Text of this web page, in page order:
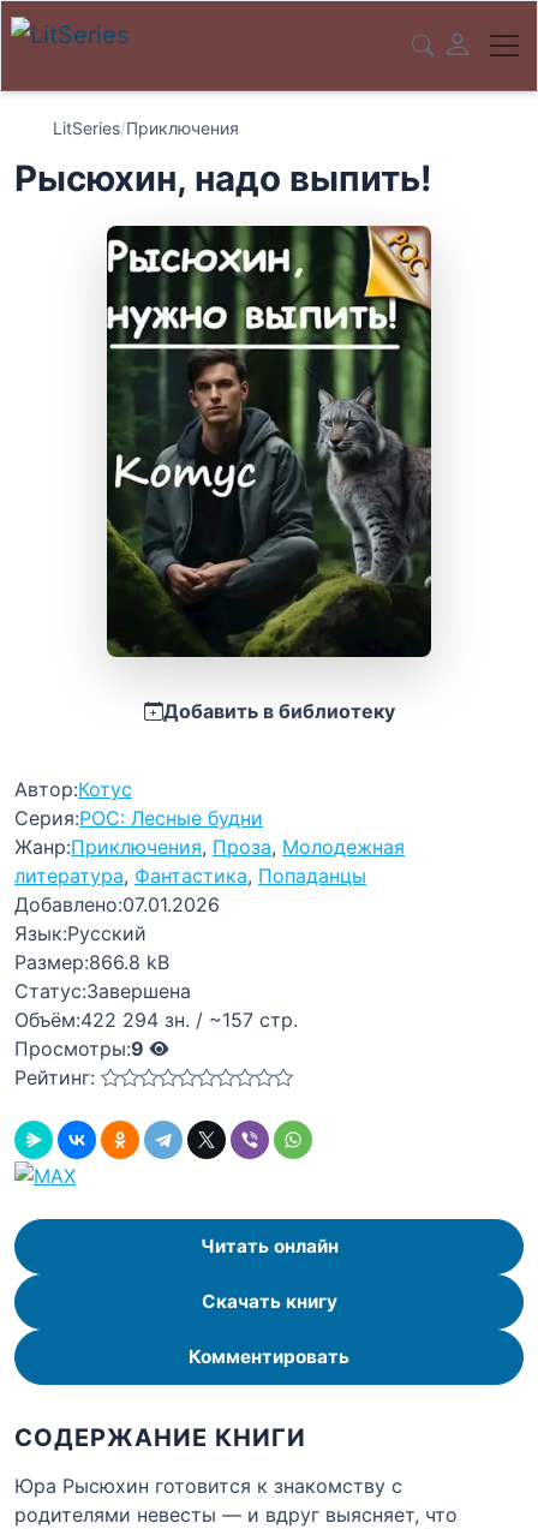
LitSeries/Приключения
Рысюхин, надо выпить!
Добавить в библиотеку
Автор:Котус
Серия:РОС: Лесные будни
Жанр:Приключения, Проза, Молодежная
литература, Фантастика, Попаданцы
Добавлено:07.01.2026
Язык:Русский
Размер:866.8 kB
Статус:Завершена
Объём:422 294 зн. / ~157 стр.
Просмотры:9
Рейтинг:
Читать онлайн
Скачать книгу
Комментировать
СОДЕРЖАНИЕ КНИГИ
Юра Рысюхин готовится к знакомству с
родителями невесты — и вдруг выясняет, что